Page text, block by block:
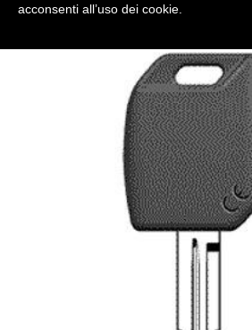
inserto chiave hyn12mh per testa elettronica mh
acconsenti all’uso dei cookie.